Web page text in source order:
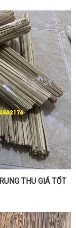
THU GIÁ TỐT